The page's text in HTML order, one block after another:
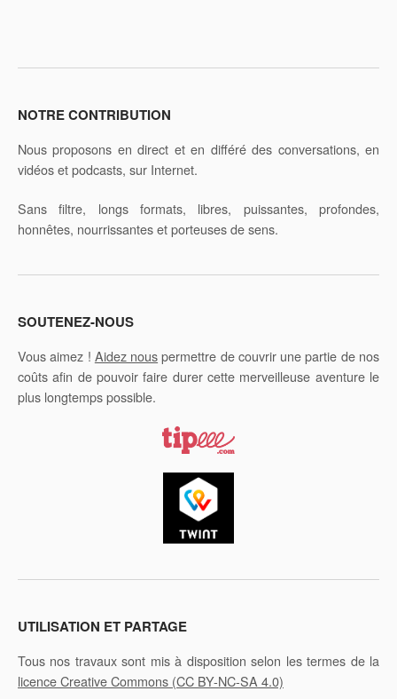
NOTRE CONTRIBUTION
Nous proposons en direct et en différé des conversations, en
vidéos et podcasts, sur Internet.
Sans filtre, longs formats, libres, puissantes, profondes,
honnêtes, nourrissantes et porteuses de sens.
SOUTENEZ-NOUS
Vous aimez ! Aidez nouspermettre de couvrir une partie de nos
coûts afin de pouvoir faire durer cette merveilleuse aventure le
plus longtemps possible.
UTILISATION ET PARTAGE
Tous nos travaux sont mis à disposition selon les termes de la
licence Creative Commons (CC BY-NC-SA 4.0)